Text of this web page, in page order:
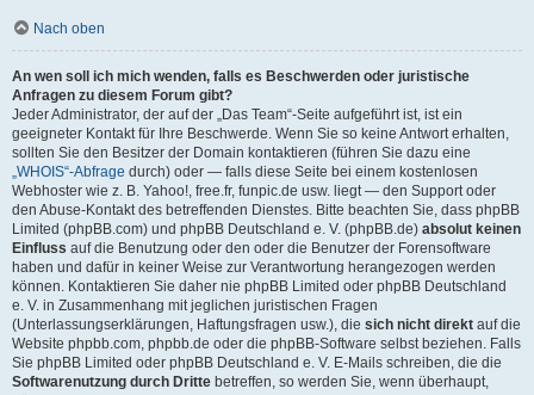
Nach oben
An wen soll ich mich wenden, falls es Beschwerden oder juristische
Anfragen zu diesem Forum gibt?
Jeder Administrator, der auf der „Das Team“-Seite aufgeführt ist, ist ein
geeigneter Kontakt für Ihre Beschwerde. Wenn Sie so keine Antwort erhalten,
sollten Sie den Besitzer der Domain kontaktieren (führen Sie dazu eine
„WHOIS“-Abfrage durch) oder — falls diese Seite bei einem kostenlosen
Webhoster wie z. B. Yahoo!, free.fr, funpic.de usw. liegt — den Support oder
den Abuse-Kontakt des betreffenden Dienstes. Bitte beachten Sie, dass phpBB
Limited (phpBB.com) und phpBB Deutschland e. V. (phpBB.de) absolut keinen
Einfluss auf die Benutzung oder den oder die Benutzer der Forensoftware
haben und dafür in keiner Weise zur Verantwortung herangezogen werden
können. Kontaktieren Sie daher nie phpBB Limited oder phpBB Deutschland
e. V. in Zusammenhang mit jeglichen juristischen Fragen
(Unterlassungserklärungen, Haftungsfragen usw.), die sich nicht direkt auf die
Website phpbb.com, phpbb.de oder die phpBB-Software selbst beziehen. Falls
Sie phpBB Limited oder phpBB Deutschland e. V. E-Mails schreiben, die die
Softwarenutzung durch Dritte betreffen, so werden Sie, wenn überhaupt,